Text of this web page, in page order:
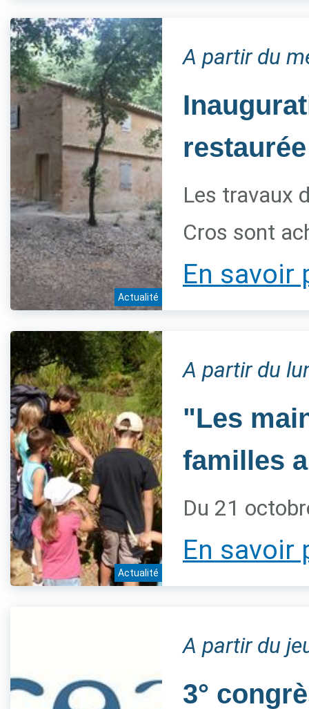
Actualité
A partir du
Les travaux
Cros sont
En savoir
Actualité
A partir du
"Les
familles
Du 21
En savoir
A partir du
3°